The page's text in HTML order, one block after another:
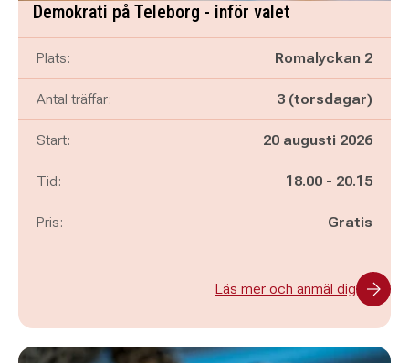
Demokrati på Teleborg - inför valet
Plats: Romalyckan 2
Antal träffar: 3 (torsdagar)
Start: 20 augusti 2026
Tid: Pågår mellan
18.00 - och
20.15
Pris: Gratis
Läs mer och anmäl dig